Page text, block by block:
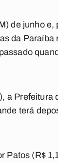
de junho
da Paraíba
a Prefeitura
terá
(R$